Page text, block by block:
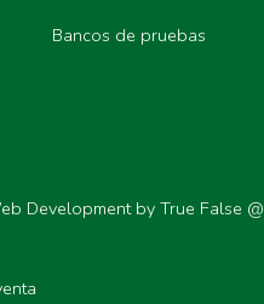
Bancos de pruebas
Development by True False @